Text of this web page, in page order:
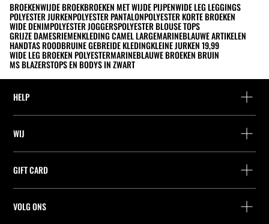
BROEKENWIJDE BROEKBROEKEN MET WIJDE PIJPENWIDE LEG LEGGINGS
POLYESTER JURKENPOLYESTER PANTALONPOLYESTER KORTE BROEKEN
WIDE DENIMPOLYESTER JOGGERSPOLYESTER BLOUSE TOPS
GRIJZE DAMESRIEMENKLEDING CAMEL LARGEMARINEBLAUWE ARTIKELEN
HANDTAS ROODBRUINE GEBREIDE KLEDINGKLEINE JURKEN 19,99
WIDE LEG BROEKEN POLYESTERMARINEBLAUWE BROEKEN BRUIN
MS BLAZERSTOPS EN BODYS IN ZWART
HELP
Leveringspunt zoeken
Retournering als gast
Leveringspunt zoeken
WIJ
Zoek een winkel
Werk bij Stradivarius
GIFT CARD
Saldo Opvragen
VOLG ONS